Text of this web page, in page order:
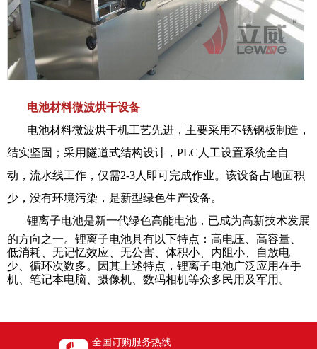
电池材料微波烘干设备
电池材料微波烘干机工艺先进，主要采用不锈钢板制造，
结实坚固；采用隧道式结构设计，PLC人工设置系统全自
动，流水线工作，仅需2-3人即可完成作业。该设备占地面积
少，没有环境污染，是新型绿色生产设备。
锂离子电池是新一代绿色高能电池，已成为高新技术发展
的方向之一。锂离子电池具有以下特点：高电压、高容量、
低消耗、无记忆效应、无公害、体积小、内阻小、自放电
少、循环次数多。因其上述特点，锂离子电池广泛应用在手
机、笔记本电脑、摄像机、数码相机等众多民用及军用。
全国订购服务热线